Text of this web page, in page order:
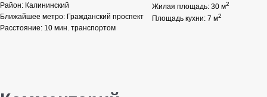
Район: Калининский
Ближайшее метро: Гражданский проспект
Расстояние: 10 мин. транспортом
Жилая площадь: 30 м2
Площадь кухни: 7 м2